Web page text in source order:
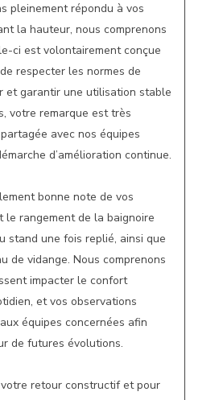
pleinement répondu à vos
la hauteur, nous comprenons
ci est volontairement conçue
respecter les normes de
et garantir une utilisation stable
votre remarque est très
avec nos équipes
d’amélioration continue.
bonne note de vos
le rangement de la baignoire
stand une fois replié, ainsi que
de vidange. Nous comprenons
impacter le confort
et vos observations
équipes concernées afin
de futures évolutions.
retour constructif et pour